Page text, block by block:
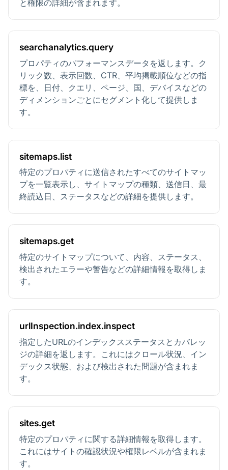
と権限の詳細が含まれます。
searchanalytics.query
プロパティのパフォーマンスデータを返します。ク
リック数、表示回数、CTR、平均掲載順位などの指
標を、日付、クエリ、ページ、国、デバイスなどの
ディメンションごとにセグメント化して提供しま
す。
sitemaps.list
特定のプロパティに送信されたすべてのサイトマッ
プを一覧表示し、サイトマップの種類、送信日、最
終読込日、ステータスなどの詳細を提供します。
sitemaps.get
特定のサイトマップについて、内容、ステータス、
検出されたエラーや警告などの詳細情報を取得しま
す。
urlInspection.index.inspect
指定したURLのインデックスステータスとカバレッ
ジの詳細を返します。これにはクロール状況、イン
デックス状態、および検出された問題が含まれま
す。
sites.get
特定のプロパティに関する詳細情報を取得します。
これにはサイトの確認状況や権限レベルが含まれま
す。